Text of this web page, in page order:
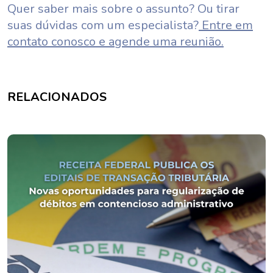
Quer saber mais sobre o assunto? Ou tirar
suas dúvidas com um especialista? Entre em
contato conosco e agende uma reunião.
RELACIONADOS